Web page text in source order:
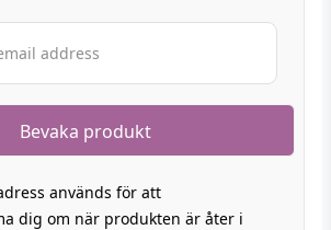
används för att
dig om när produkten är åter i